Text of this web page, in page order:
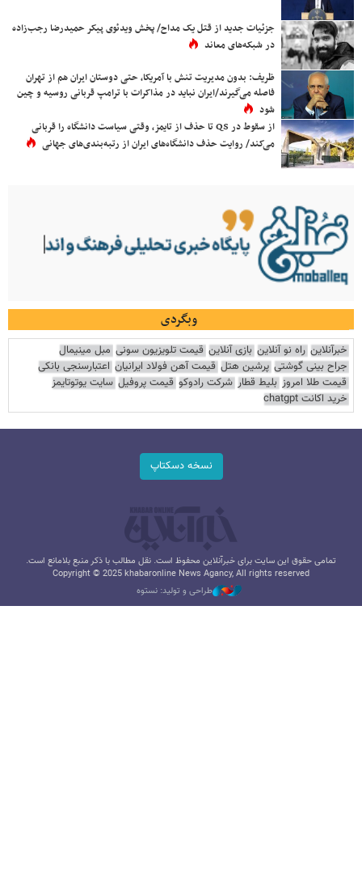
جزئیات جدید از قتل یک مداح/ پخش ویدئوی پیکر حمیدرضا رجب‌زاده
در شبکه‌های معاند
ظریف: بدون مدیریت تنش با آمریکا، حتی دوستان ایران هم از تهران
فاصله می‌گیرند/ایران نباید در مذاکرات با ترامپ قربانی روسیه و چین
شود
از سقوط در QS تا حذف از تایمز، وقتی سیاست دانشگاه را قربانی
می‌کند/ روایت حذف دانشگاه‌های ایران از رتبه‌بندی‌های جهانی
وبگردی
خبرآنلاین راه نو آنلاین بازی آنلاین قیمت تلویزیون سونی مبل مینیمال
جراح بینی گوشتی پرشین هتل قیمت آهن فولاد ایرانیان اعتبارسنجی بانکی
قیمت طلا امروز بلیط قطار شرکت رادوکو قیمت پروفیل سایت یوتوتایمز
خرید اکانت chatgpt
نسخه دسکتاپ
تمامی حقوق این سایت برای خبرآنلاین محفوظ است. نقل مطالب با ذکر منبع بلامانع است.
Copyright © 2025 khabaronline News Agancy, All rights reserved
طراحی و تولید: نستوه